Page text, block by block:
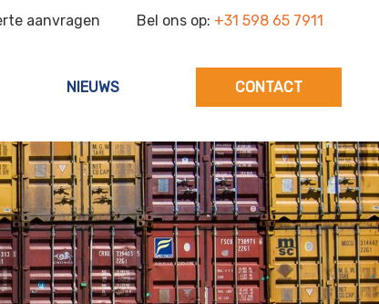
aanvragen Bel ons op: +31 598 65 7911
NIEUWS CONTACT